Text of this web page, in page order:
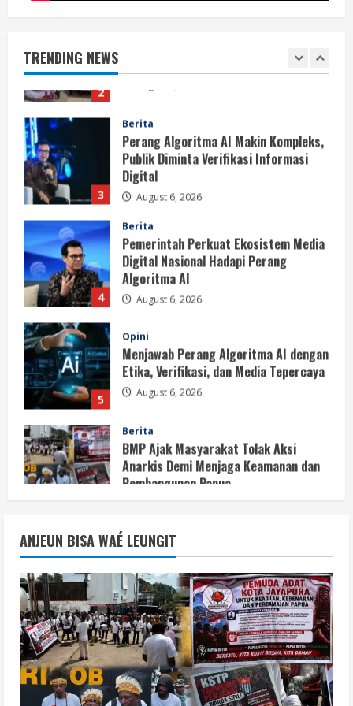
TRENDING NEWS
2
BMP Kecam Aksi KNPB, Serukan
Berita
Publik Diminta Verifikasi Informasi
Digital
August 6, 2026
4
Berita
Digital Nasional Hadapi Perang
Algoritma AI
August 6, 2026
5
Opini
Etika, Verifikasi, dan Media Tepercaya
August 6, 2026
1
Berita
Anarkis Demi Menjaga Keamanan dan
Pembangunan Papua
August 6, 2026
2
BMP Kecam Aksi KNPB, Serukan
Persatuan Demi Papua yang Kondusif
3
Berita
Perang Algoritma AI Makin Kompleks,
Publik Diminta Verifikasi Informasi
Digital
August 6, 2026
ANJEUN BISA WAÉ LEUNGIT